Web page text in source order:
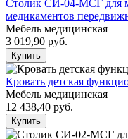
Столик СИ-04-МСГ для
медикаментов
Мебель медицинская
3 019,90 руб.
Купить
Кровать детская
Мебель медицинская
12 438,40 руб.
Купить